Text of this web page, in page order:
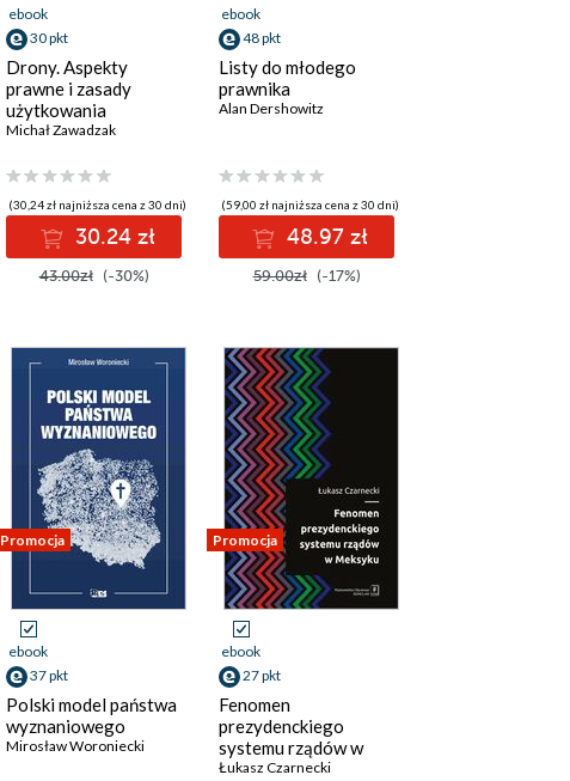
,Dariusz Rozmus (red.)
ebook
30 pkt
Drony. Aspekty
prawne i zasady
użytkowania
Michał Zawadzak
(30,24 zł najniższa cena z 30 dni)
30.24 zł
43.00zł (-30%)
ebook
48 pkt
Listy do młodego
prawnika
Alan Dershowitz
(59,00 zł najniższa cena z 30 dni)
48.97 zł
59.00zł (-17%)
Promocja
ebook
37 pkt
Polski model państwa
wyznaniowego
Mirosław Woroniecki
Promocja
ebook
27 pkt
Fenomen
prezydenckiego
systemu rządów w
Meksyku
Łukasz Czarnecki